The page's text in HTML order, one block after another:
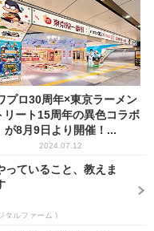
プロ30周年×東京ラーメン
リート15周年の異色コラボ
が8月9日より開催！...
2024.07.12
ていること、教えま
タルファーム )